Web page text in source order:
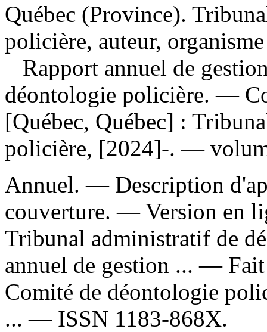
Québec (Province).
policière, auteur,
Rapport annuel de
déontologie policière. —
[Québec, Québec] :
policière, [2024]-. —
Annuel. — Description
couverture. —Version en
Tribunal administratif de
annuel de gestion ... —
Comité de déontologie
... — ISSN 1183-868X.